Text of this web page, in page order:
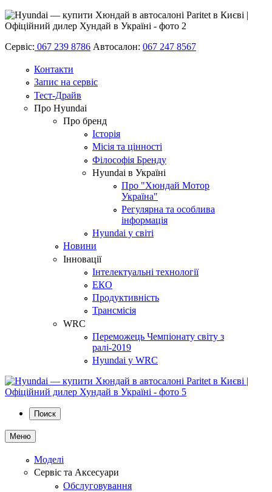
Сервіс: 067 239 8786 Автосалон: 067 247 8567
Контакти
Запис на сервіс
Тест-Драйв
Про Hyundai
Про бренд
Історія
Місія та цінності
Філософія Бренду
Hyundai в Україні
Про "Хюндай Мотор
Україна"
Регулярна та особлива
інформація
Hyundai у світі
Новини
Інновації
Інтелектуальні технології
ЕКО
Продуктивність
Трансмісія
WRC
Переможець Чемпіонату світу з
ралі-2019
Hyundai у WRC
Поиск
Меню
Моделі
Сервіс та Аксесуари
Обслуговування